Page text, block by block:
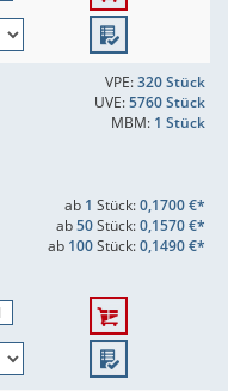
VPE:320 Stück
UVE:5760 Stück
MBM: 1 Stück
ab 1 Stück:0,1700 €*
ab50Stück:0,1570 €*
ab 100Stück:0,1490 €*